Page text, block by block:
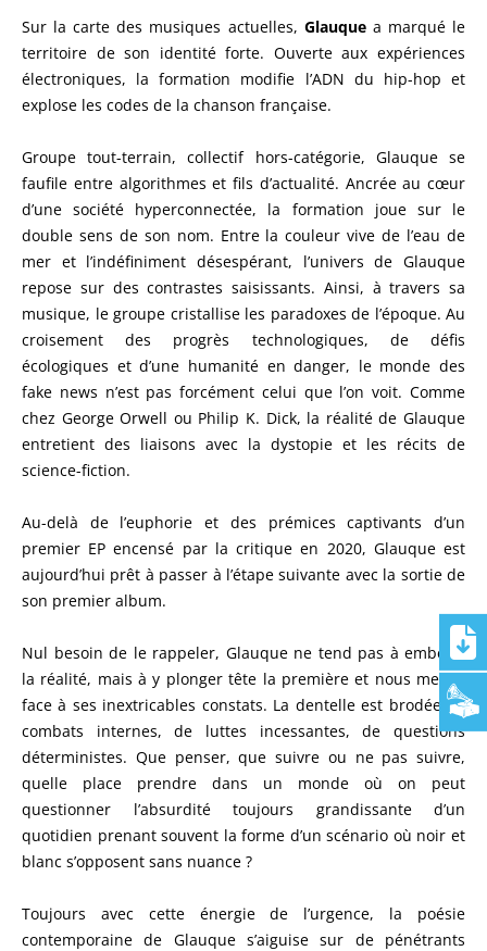
Sur la carte des musiques actuelles, Glauquea marqué le
territoire de son identité forte. Ouverte aux expériences
électroniques, la formation modifie l’ADN du hip-hop et
explose les codes de la chanson française.
Groupe tout-terrain, collectif hors-catégorie, Glauque se
faufile entre algorithmes et fils d’actualité. Ancrée au cœur
d’une société hyperconnectée, la formation joue sur le
double sens de son nom. Entre la couleur vive de l’eau de
mer et l’indéfiniment désespérant, l’univers de Glauque
repose sur des contrastes saisissants. Ainsi, à travers sa
musique, le groupe cristallise les paradoxes de l’époque. Au
croisement des progrès technologiques, de défis
écologiques et d’une humanité en danger, le monde des
fake news n’est pas forcément celui que l’on voit. Comme
chez George Orwell ou Philip K. Dick, la réalité de Glauque
entretient des liaisons avec la dystopie et les récits de
science-fiction.
Au-delà de l’euphorie et des prémices captivants d’un
premier EP encensé par la critique en 2020, Glauque est
aujourd’hui prêt à passer à l’étape suivante avec la sortie de
son premier album.
Nul besoin de le rappeler, Glauque ne tend pas à embellir
la réalité, mais à y plonger tête la première et nous mettre
face à ses inextricables constats. La dentelle est brodée de
combats internes, de luttes incessantes, de questions
déterministes. Que penser, que suivre ou ne pas suivre,
quelle place prendre dans un monde où on peut
questionner l’absurdité toujours grandissante d’un
quotidien prenant souvent la forme d’un scénario où noir et
blanc s’opposent sans nuance ?
Toujours avec cette énergie de l’urgence, la poésie
contemporaine de Glauque s’aiguise sur de pénétrants